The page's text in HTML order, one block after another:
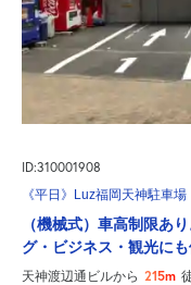
ID:310001908
《平日》Luz福岡天神駐車場
（機械式）車高制限あ
グ・ビジネス・観光にも
天神渡辺通ビルから 215m